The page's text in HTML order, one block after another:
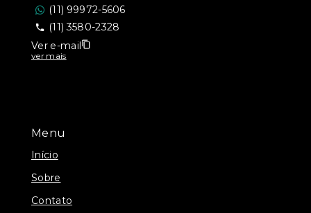
Menu
Início
Sobre
Contato
(11) 99972-5606
(11) 3580-2328
Ver e-mail
ver mais